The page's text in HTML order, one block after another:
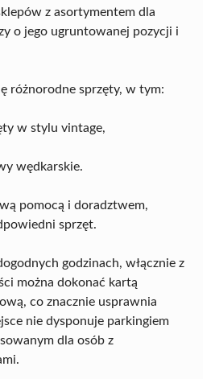
z asortymentem dla
o jego ugruntowanej pozycji i
różnorodne sprzęty, w tym:
w stylu vintage,
wędkarskie.
pomocą i doradztwem,
sprzęt.
godzinach, włącznie z
można dokonać kartą
co znacznie usprawnia
nie dysponuje parkingiem
dla osób z